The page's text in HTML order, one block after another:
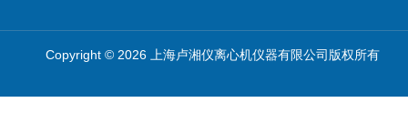
Copyright © 2026 上海卢湘仪离心机仪器有限公司版权所有